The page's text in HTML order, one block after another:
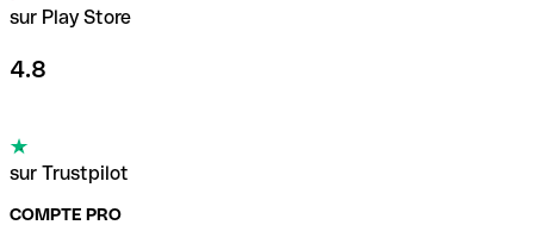
sur Play Store
4.8
sur Trustpilot
COMPTE PRO